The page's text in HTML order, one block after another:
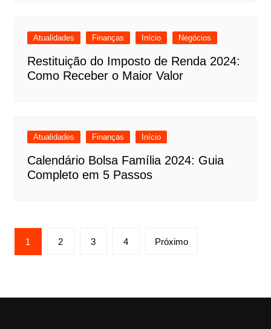
Atualidades Finanças Início Negócios
Restituição do Imposto de Renda 2024:
Como Receber o Maior Valor
Atualidades Finanças Início
Calendário Bolsa Família 2024: Guia
Completo em 5 Passos
Paginação
de
1 2 3 4 Próximo